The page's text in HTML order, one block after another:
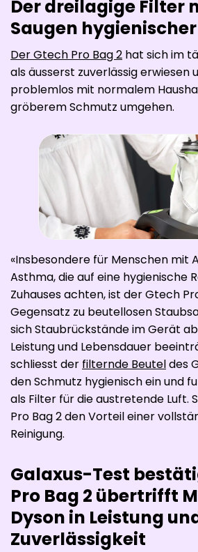
Der dreilagige Filter
Saugen hygienischer ​
Der Gtech Pro Bag 2 hat sich im
als äusserst zuverlässig erwiesen
problemlos mit normalem
gröberem Schmutz umgehen.
«Insbesondere für Menschen mit
Asthma, die auf eine hygienische
Zuhauses achten, ist der Gtech
Gegensatz zu beutellosen
sich Staubrückstände im Gerät
Leistung und Lebensdauer
schliesst der filternde Beuteldes
den Schmutz hygienisch ein und
als Filter für die austretende Luft.
Pro Bag 2 den Vorteil einer
Reinigung.
Galaxus-Test
Pro Bag 2 übertrifft
Dyson in Leistung
Zuverlässigkeit